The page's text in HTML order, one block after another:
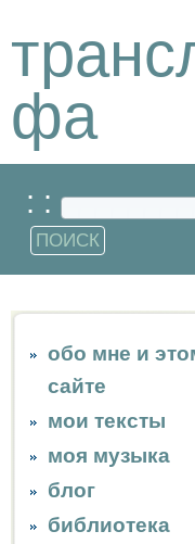
фа
: :
обо мне и
сайте
мои тексты
моя музыка
блог
библиотека